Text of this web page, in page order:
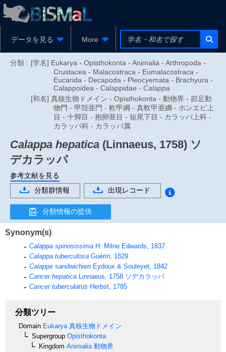
データを見る More
分類 : [学名] Eukarya - Opisthokonta - Animalia - Arthropoda -
Crustacea - Malacostraca - Eumalacostraca -
Eucarida - Decapoda - Pleocyemata - Brachyura -
Calappoidea - Calappidae - Calappa
[和名] 真核生物ドメイン - Opisthokonta - 動物界 - 節足動
物門 - 甲殻亜門 - 軟甲綱 - 真軟甲亜綱 - ホンエビ上
目 - 十脚目 - 抱卵亜目 - 短尾下目 - カラッパ上科 -
カラッパ科 - カラッパ属
Calappa hepatica (Linnaeus, 1758) ソ
デカラッパ
参考文献を見る
分類群情報
出現レコード
分類情報の提供
Synonym(s)
Calappa spinosissima H. Milne Edwards, 1837
Calappa tuberculosa Guérin, 1829
Calappe sandwichien Eydoux & Souleyet, 1842
Cancer hepatica Linnaeus, 1758 ソデカラッパ
Cancer tuberculatus Herbst, 1785
分類ツリー
Domain Eukarya 真核生物ドメイン
Supergroup Opisthokonta
Kingdom Animalia 動物界